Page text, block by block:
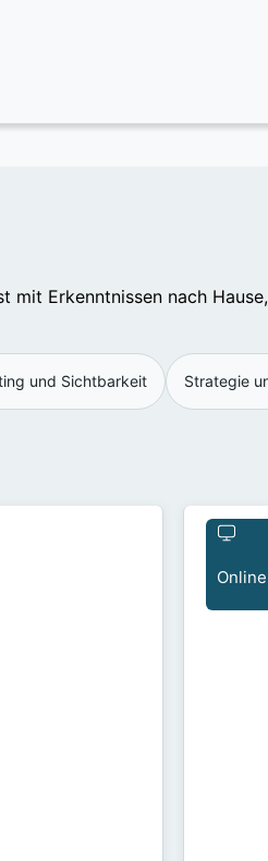
Erkenntnissen nach
und Sichtbarkeit Strategie
Online